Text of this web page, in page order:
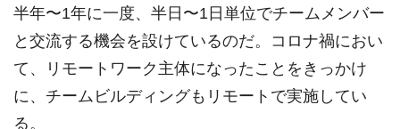
半年〜1年に一度、半日〜1日単位でチームメンバー
と交流する機会を設けているのだ。コロナ禍におい
て、リモートワーク主体になったことをきっかけ
に、チームビルディングもリモートで実施してい
る。